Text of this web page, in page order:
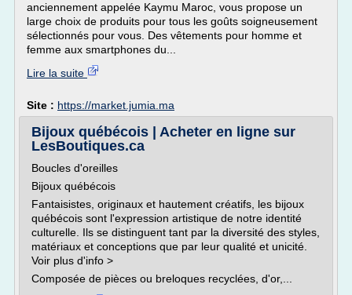
anciennement appelée Kaymu Maroc, vous propose un
large choix de produits pour tous les goûts soigneusement
sélectionnés pour vous. Des vêtements pour homme et
femme aux smartphones du...
Lire la suite
Site : https://market.jumia.ma
Bijoux québécois | Acheter en ligne sur
LesBoutiques.ca
Boucles d'oreilles
Bijoux québécois
Fantaisistes, originaux et hautement créatifs, les bijoux
québécois sont l'expression artistique de notre identité
culturelle. Ils se distinguent tant par la diversité des styles,
matériaux et conceptions que par leur qualité et unicité.
Voir plus d'info >
Composée de pièces ou breloques recyclées, d'or,...